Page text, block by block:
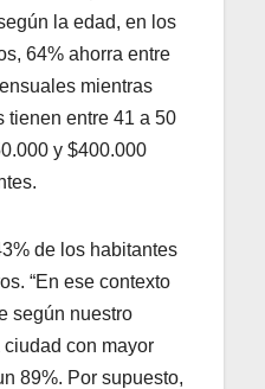
la edad, en los
64% ahorra entre
mientras
tienen entre 41 a 50
y $400.000
de los habitantes
“En ese contexto
según nuestro
con mayor
89%. Por supuesto,